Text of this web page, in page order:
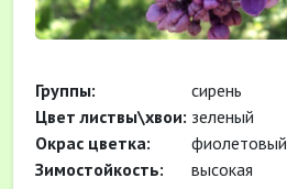
Группы:
сирень
Цвет листвы\хвои: зеленый
Окрас цветка:
фиолетовый
Зимостойкость:
высокая